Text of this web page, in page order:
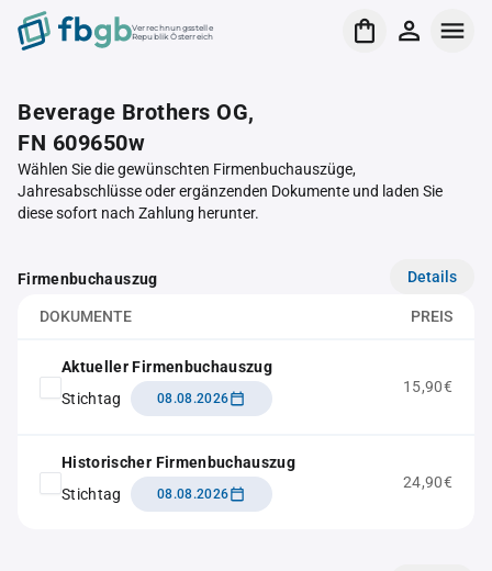
Verrechnungsstelle
Republik Österreich
Beverage Brothers OG,
FN 609650w
Wählen Sie die gewünschten Firmenbuchauszüge,
Jahresabschlüsse oder ergänzenden Dokumente und laden Sie
diese sofort nach Zahlung herunter.
Firmenbuchauszug Details
DOKUMENTE PREIS
Aktueller Firmenbuchauszug
Stichtag
08.08.2026
15,90€
Historischer Firmenbuchauszug
Stichtag
08.08.2026
24,90€